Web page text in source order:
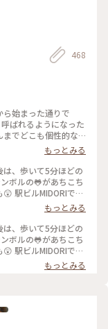
468
ら始まった通りで
ばれるようになった
でどこも個性的な
生息しない「カジカ
復活と街おこしとで
いっぱいでした ど
雑貨屋さんなどもあ
） #商店街 #カエル
ぷ長野
もっとみる
山
ワテ通り
日帰り旅#カエル
もっとみる
山
ワテ通り
日帰り旅#カエル
もっとみる